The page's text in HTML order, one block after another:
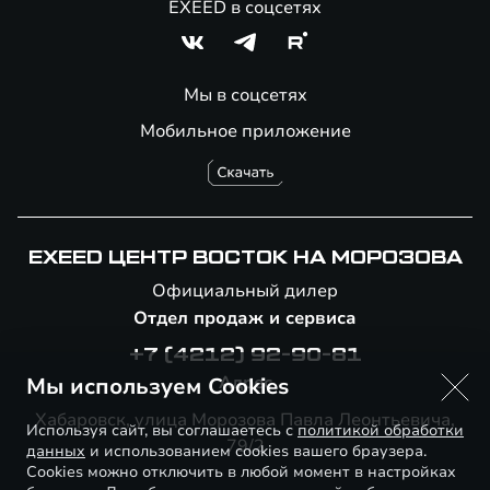
Мобильное приложение
EXEED в соцсетях
Мы в соцсетях
EXEED ЦЕНТР ВОСТОК НА МОРОЗОВА
Официальный дилер
Отдел продаж и сервиса
+7 (4212) 92-90-81
Адрес
Хабаровск, улица Морозова Павла Леонтьевича,
79/2
Мы используем Cookies
Используя сайт, вы соглашаетесь сполитикой обработки
данных и использованием cookies вашего браузера.
Cookies можно отключить в любой момент в настройках